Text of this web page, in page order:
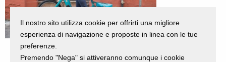
Il nostro sito utilizza cookie per offrirti una migliore
esperienza di navigazione e proposte in linea con le tue
preferenze.
Premendo "Nega" si attiveranno comunque i cookie